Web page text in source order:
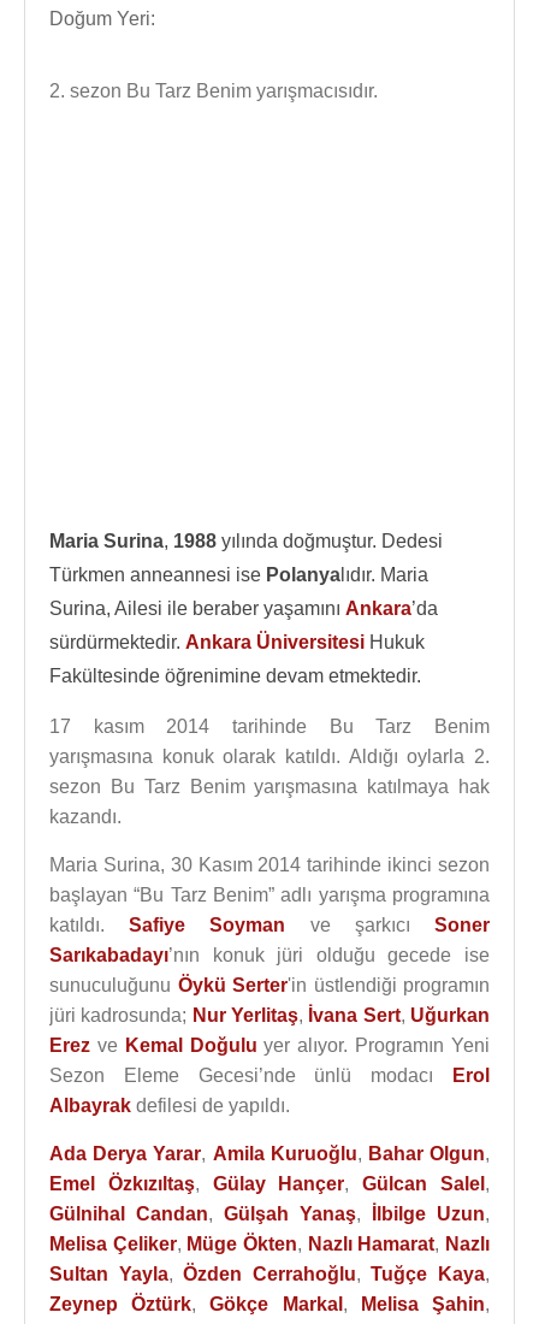
Doğum Yeri:
2. sezon Bu Tarz Benim yarışmacısıdır.
Maria Surina, 1988 yılında doğmuştur. Dedesi
Türkmen anneannesi ise Polanya lıdır. Maria
Surina, Ailesi ile beraber yaşamını Ankara’da
sürdürmektedir. Ankara Üniversitesi Hukuk
Fakültesinde öğrenimine devam etmektedir.
17 kasım 2014 tarihinde Bu Tarz Benim
yarışmasına konuk olarak katıldı. Aldığı oylarla 2.
sezon Bu Tarz Benim yarışmasına katılmaya hak
kazandı.
Maria Surina, 30 Kasım 2014 tarihinde ikinci sezon
başlayan “Bu Tarz Benim” adlı yarışma programına
katıldı.Safiye Soyman ve şarkıcıSoner
Sarıkabadayı’nın konuk jüri olduğu gecede ise
sunuculuğunu Öykü Serter'in üstlendiği programın
jüri kadrosunda; Nur Yerlitaş, İvana Sert, Uğurkan
Erez ve Kemal Doğulu yer alıyor. Programın Yeni
Sezon Eleme Gecesi’nde ünlü modacı
Erol
Albayrak defilesi de yapıldı.
Ada Derya Yarar, Amila Kuruoğlu, Bahar Olgun,
Emel Özkızıltaş, Gülay Hançer,Gülcan Salel ,
Gülnihal Candan, Gülşah Yanaş, İlbilge Uzun,
Melisa Çeliker, Müge Ökten, Nazlı Hamarat, Nazlı
Sultan Yayla,Özden Cerrahoğlu,Tuğçe Kaya,
Zeynep Öztürk,Gökçe Markal , Melisa Şahin,